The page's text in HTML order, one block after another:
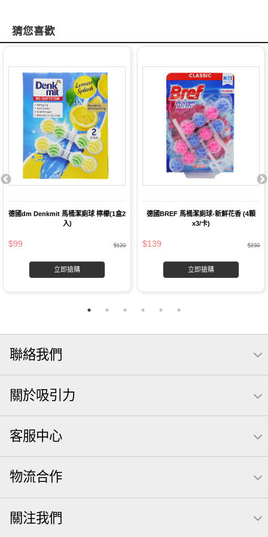
猜您喜歡
德國dm Denkmit 馬桶潔廁球 檸檬(1盒2
入)
$99 $120
立即搶購
德國BREF 馬桶潔廁球-新鮮花香 (4顆
x3/卡)
$139 $230
立即搶購
聯絡我們
關於吸引力
客服中心
物流合作
關注我們